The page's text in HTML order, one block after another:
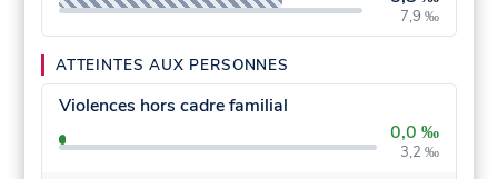
7,9 ‰
ATTEINTES AUX PERSONNES
Violences hors cadre familial
0,0 ‰
3,2 ‰